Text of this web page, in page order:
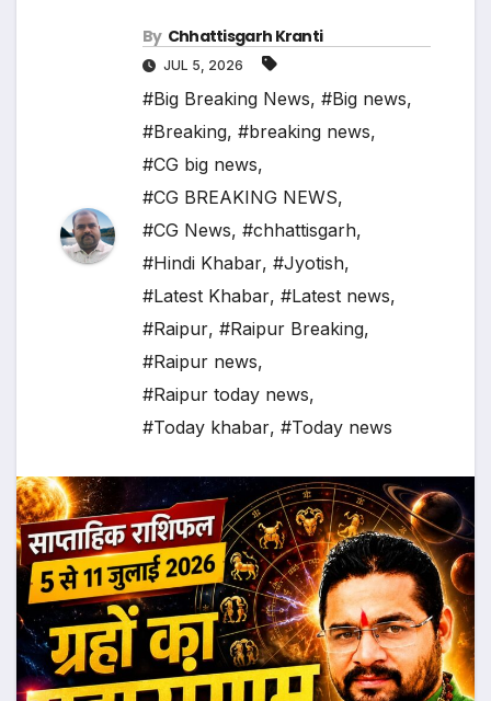
By Chhattisgarh Kranti
JUL 5, 2026
#Big Breaking News, #Big news,
#Breaking, #breaking news,
#CG big news,
#CG BREAKING NEWS,
#CG News, #chhattisgarh,
#Hindi Khabar, #Jyotish,
#Latest Khabar, #Latest news,
#Raipur, #Raipur Breaking,
#Raipur news,
#Raipur today news,
#Today khabar, #Today news